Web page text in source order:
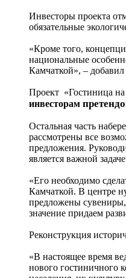
Инвесторы проекта
обязательные
«Кроме того,
национальные
Камчаткой», –
Проект «Гостиница на
инвесторам
Остальная часть
рассмотрены все
предложения.
является важной
«Его необходимо
Камчаткой. В центре
предложены сувениры,
значение придаем
Реконструкция
«В настоящее время
нового гостиничного